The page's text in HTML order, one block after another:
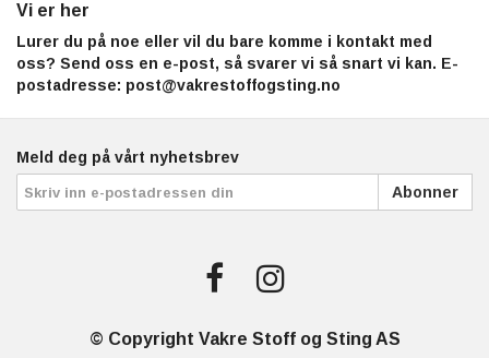
Vi er her
Lurer du på noe eller vil du bare komme i kontakt med
oss? Send oss en e-post, så svarer vi så snart vi kan. E-
postadresse: post@vakrestoffogsting.no
Meld deg på vårt nyhetsbrev
Abonner
© Copyright Vakre Stoff og Sting AS